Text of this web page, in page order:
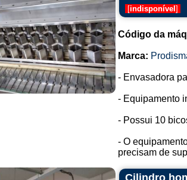
[indisponível ]
Código da
Marca:
- Envasadora
- Equipamento
- Possui 10
- O
precisam de
Cilindro